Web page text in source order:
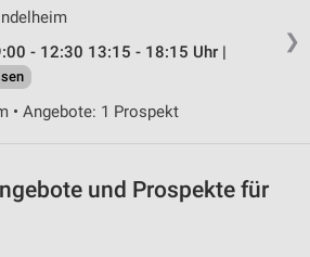
❯
- 12:30 13:15 - 18:15 Uhr |
• Angebote: 1 Prospekt
und Prospekte für
Standortdaten
angeforderten